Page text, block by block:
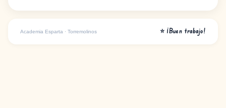
Academia Esparta · Torremolinos ⭐ ¡Buen trabajo!